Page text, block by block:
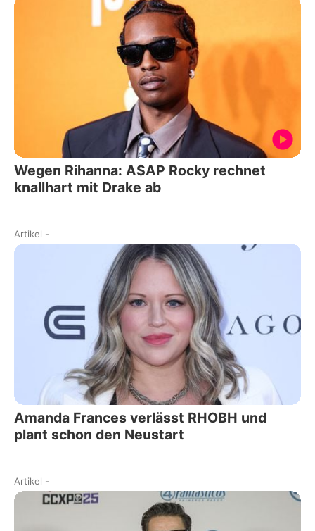
Wegen Rihanna: A$AP Rocky rechnet
knallhart mit Drake ab
Artikel -
Amanda Frances verlässt RHOBH und
plant schon den Neustart
Artikel -